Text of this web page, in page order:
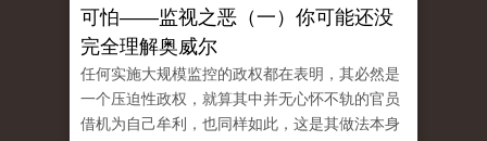
可怕——监视之恶（一）你可能还没
完全理解奥威尔
任何实施大规模监控的政权都在表明，其必然是
一个压迫性政权，就算其中并无心怀不轨的官员
借机为自己牟利，也同样如此，这是其做法本身